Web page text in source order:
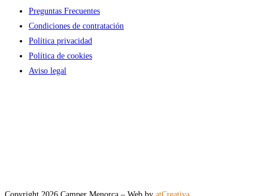
Preguntas Frecuentes
Condiciones de contratación
Política privacidad
Política de cookies
Aviso legal